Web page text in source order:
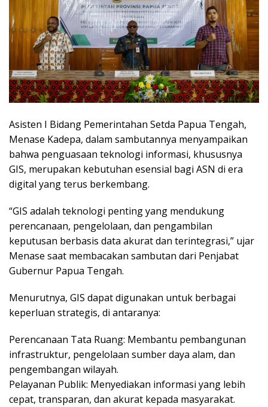
Asisten I Bidang Pemerintahan Setda Papua Tengah,
Menase Kadepa, dalam sambutannya menyampaikan
bahwa penguasaan teknologi informasi, khususnya
GIS, merupakan kebutuhan esensial bagi ASN di era
digital yang terus berkembang.
“GIS adalah teknologi penting yang mendukung
perencanaan, pengelolaan, dan pengambilan
keputusan berbasis data akurat dan terintegrasi,” ujar
Menase saat membacakan sambutan dari Penjabat
Gubernur Papua Tengah.
Menurutnya, GIS dapat digunakan untuk berbagai
keperluan strategis, di antaranya:
Perencanaan Tata Ruang: Membantu pembangunan
infrastruktur, pengelolaan sumber daya alam, dan
pengembangan wilayah.
Pelayanan Publik: Menyediakan informasi yang lebih
cepat, transparan, dan akurat kepada masyarakat.